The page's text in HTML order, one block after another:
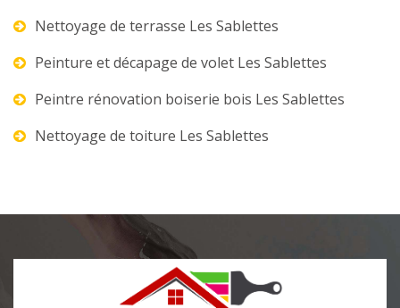
Nettoyage de terrasse Les Sablettes
Peinture et décapage de volet Les Sablettes
Peintre rénovation boiserie bois Les Sablettes
Nettoyage de toiture Les Sablettes